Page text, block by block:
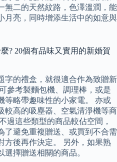
無二的天然紋路，色澤溫潤，能
月亮，同時增添生活中的如意與
? 20個有品味又實用的新婚賀
字的禮盒，就很適合作為致贈新
參考製麵包機、調理棒，或是
等略帶趣味性的小家電。 亦或
較高的吸塵器、空氣清淨機等商
過這些類型的商品較佔空間，
了避免重複贈送、或買到不合需
方後再作決定。 另外，如果熟
擇贈送相關的商品。